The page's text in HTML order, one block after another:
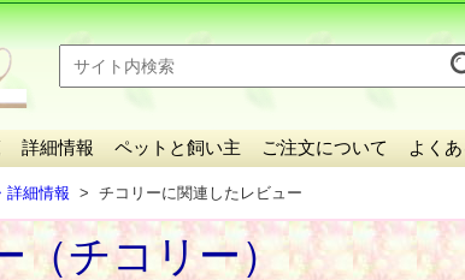
詳細情報 ペットと飼い主 ご注文について よく
詳細情報 チコリーに関連したレビュー
（チコリー）